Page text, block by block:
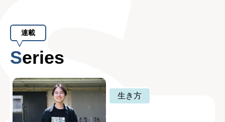
連載
Series
生き方